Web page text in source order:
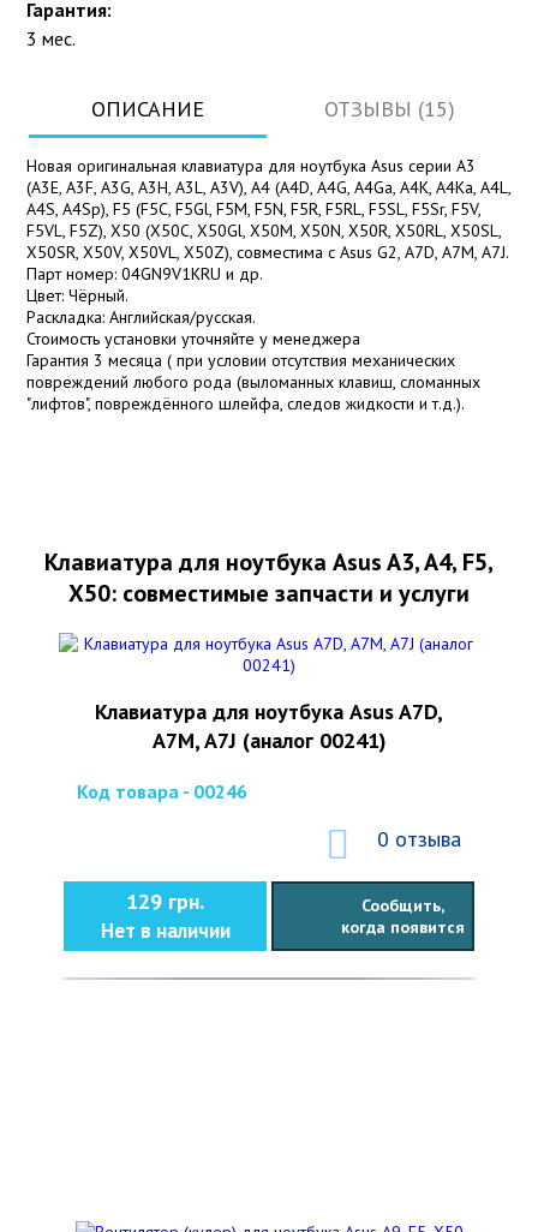
Гарантия:
3 мес.
ОПИСАНИЕ ОТЗЫВЫ (15)
Новая оригинальная клавиатура для ноутбука Asus серии A3
(A3E, A3F, A3G, A3H, A3L, A3V), A4 (A4D, A4G, A4Ga, A4K, A4Ka, A4L,
A4S, A4Sp), F5 (F5C, F5Gl, F5M, F5N, F5R, F5RL, F5SL, F5Sr, F5V,
F5VL, F5Z), X50 (X50C, X50Gl, X50M, X50N, X50R, X50RL, X50SL,
X50SR, X50V, X50VL, X50Z), совместима с Asus G2, A7D, A7M, A7J.
Парт номер: 04GN9V1KRU и др.
Цвет: Чёрный.
Раскладка: Английская/русская.
Стоимость установки уточняйте у менеджера
Гарантия 3 месяца ( при условии отсутствия механических
повреждений любого рода (выломанных клавиш, сломанных
"лифтов", повреждённого шлейфа, следов жидкости и т.д.).
Клавиатура для ноутбука Asus A3, A4, F5,
X50: совместимые запчасти и услуги
Клавиатура для ноутбука Asus A7D,
A7M, A7J (аналог 00241)
Код товара - 00246
0 отзыва
129 грн.
Нет в наличии
Сообщить,
когда появится